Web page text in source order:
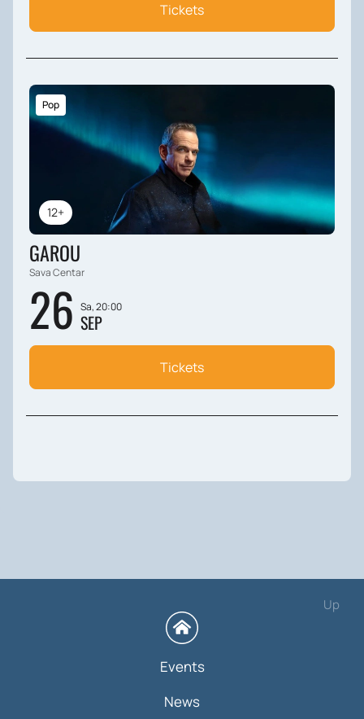
Tickets
12+
Pop
GAROU
Sava Centar
26 Sa, 20:00
SEP
Tickets
Up
Events
News